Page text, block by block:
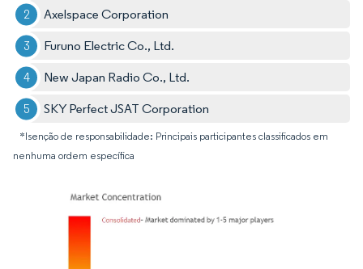
Axelspace Corporation
Furuno Electric Co., Ltd.
New Japan Radio Co., Ltd.
SKY Perfect JSAT Corporation
*Isenção de responsabilidade: Principais participantes classificados em
nenhuma ordem específica